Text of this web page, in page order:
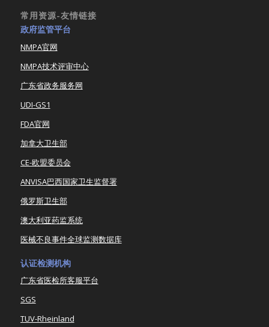
常用资源-友情链接
政府监管平台
NMPA官网
NMPA技术评审中心
广东省政务服务网
UDI-GS1
FDA官网
加拿大卫生部
CE-欧盟委员会
ANVISA巴西国家卫生监督署
俄罗斯卫生部
澳大利亚药监系统
医械不良事件全球监测数据库
认证检测机构
广东省医检所客服平台
SGS
TUV-Rheinland